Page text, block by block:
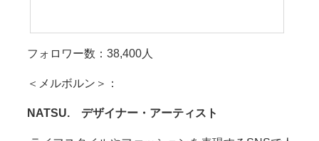
フォロワー数：38,400人
＜メルボルン＞：
NATSU.デザイナー・アーティスト